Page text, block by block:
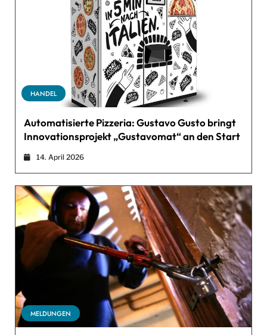
HANDEL
Automatisierte Pizzeria: Gustavo Gusto bringt
Innovationsprojekt „Gustavomat“ an den Start
14. April 2026
MELDUNGEN